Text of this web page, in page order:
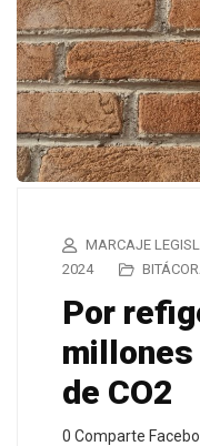
MARCAJE
2024
Por
millones
de CO2
0 Comparte